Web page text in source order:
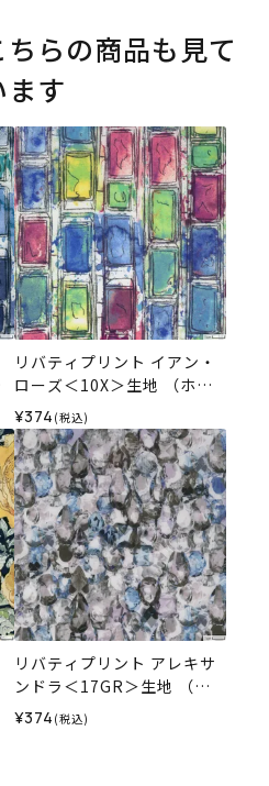
らの商品も見て
ます
リバティプリント イアン・
ローズ＜10X＞生地 （ホビ
ーラホビーレオリジナル）2
026SS
¥374 (税込)
リバティプリント アレキサ
ンドラ＜17GR＞生地 （ホ
ビーラホビーレオリジナ
ル）2026SS
¥374 (税込)